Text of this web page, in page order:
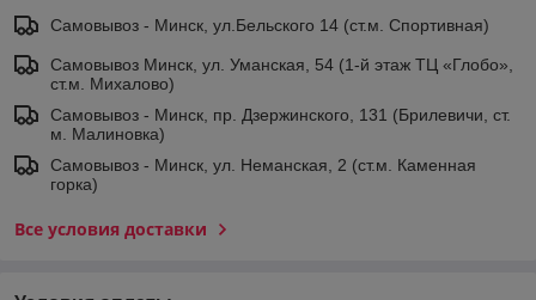
Самовывоз - Минск, ул.Бельского 14 (ст.м. Спортивная)
Самовывоз Минск, ул. Уманская, 54 (1-й этаж ТЦ «Глобо»,
ст.м. Михалово)
Самовывоз - Минск, пр. Дзержинского, 131 (Брилевичи, ст.
м. Малиновка)
Самовывоз - Минск, ул. Неманская, 2 (ст.м. Каменная
горка)
Все условия доставки